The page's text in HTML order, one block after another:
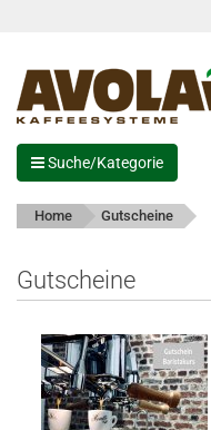
Suche/Kategorie
Home Gutscheine
Gutscheine